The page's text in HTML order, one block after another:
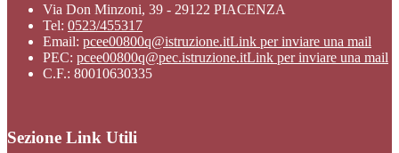
Via Don Minzoni, 39 - 29122 PIACENZA
Tel: 0523/455317
Email: pcee00800q@istruzione.itLink per inviare una mail
PEC: pcee00800q@pec.istruzione.itLink per inviare una mail
C.F.: 80010630335
Sezione Link Utili